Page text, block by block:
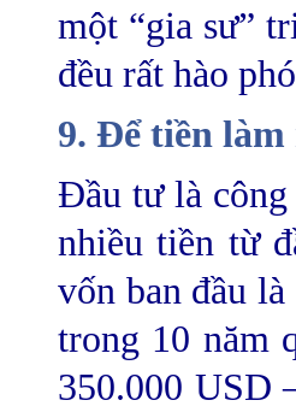
một “gia sư”
đều rất hào
9. Để tiền
Đầu tư là công
nhiều tiền từ
vốn ban đầu
trong 10 năm
350.000 USD